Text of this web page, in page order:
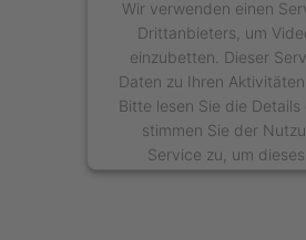
Wir verwenden einen
Drittanbieters, um
einzubetten. Dieser
Daten zu Ihren Aktivitäten
Bitte lesen Sie die Details
stimmen Sie der
Service zu, um
anzusehen.